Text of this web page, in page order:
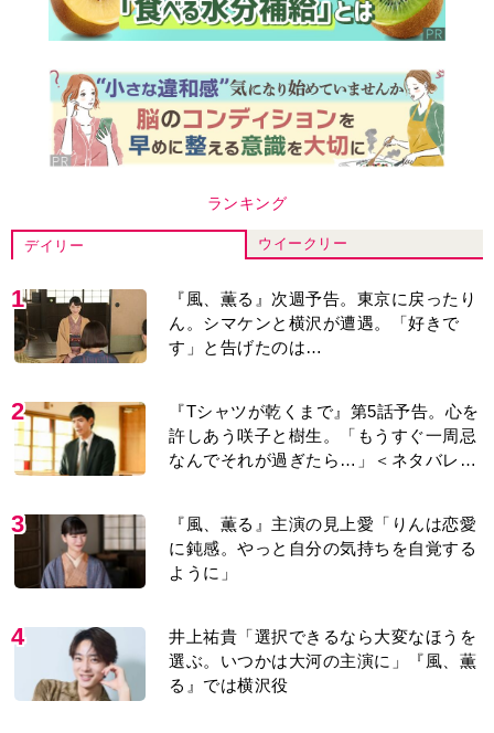
ランキング
デイリー ウイークリー
1
『風、薫る』次週予告。東京に戻ったり
ん。シマケンと横沢が遭遇。「好きで
す」と告げたのは…
2
『Tシャツが乾くまで』第5話予告。心を
許しあう咲子と樹生。「もうすぐ一周忌
なんでそれが過ぎたら…」＜ネタバレあ
3
『風、薫る』主演の見上愛「りんは恋愛
に鈍感。やっと自分の気持ちを自覚する
ように」
4
井上祐貴「選択できるなら大変なほうを
選ぶ。いつかは大河の主演に」『風、薫
る』では横沢役